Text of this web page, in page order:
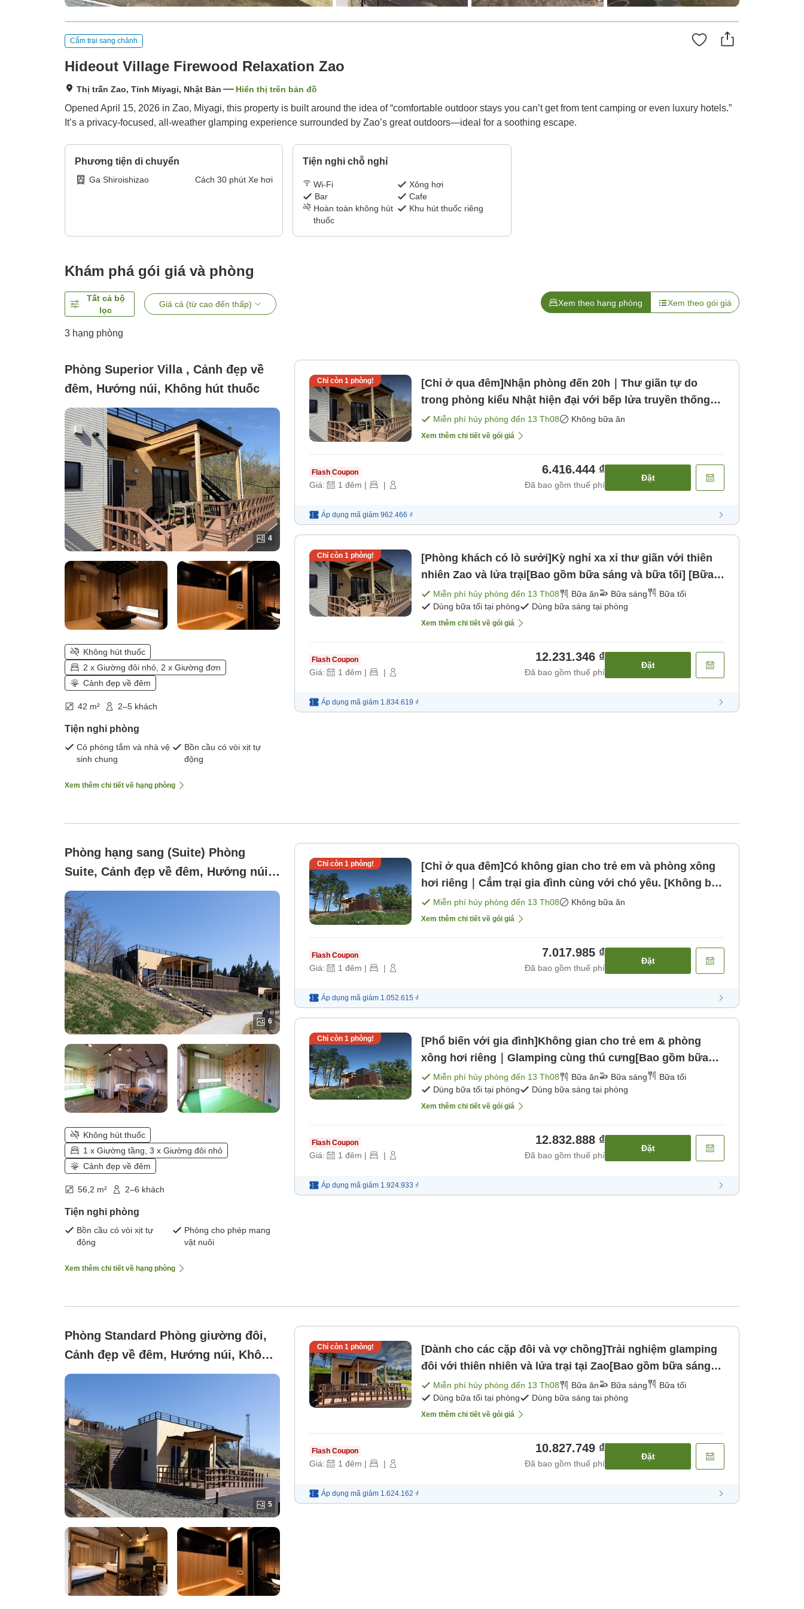
Cắm trại sang chảnh
Hideout Village Firewood Relaxation Zao
Thị trấn Zao, Tỉnh Miyagi, Nhật Bản Hiển thị trên bản đồ
Opened April 15, 2026 in Zao, Miyagi, this property is built around the idea of “comfortable outdoor stays you can’t get from tent camping or even luxury hotels.”
It’s a privacy-focused, all-weather glamping experience surrounded by Zao’s great outdoors—ideal for a soothing escape.
Phương tiện di chuyển
Ga Shiroishizao Cách30 phútXe hơi
Tiện nghi chỗ nghỉ
Wi-Fi
Xông hơi
Bar
Cafe
Hoàn toàn không hút
thuốc
Khu hút thuốc riêng
Khám phá gói giá và phòng
Tất cả bộ
lọc
Giá cả (từ cao đến thấp) Xem theo hạng phòng Xem theo gói giá
3 hạng phòng
Phòng Superior Villa , Cảnh đẹp về
đêm, Hướng núi, Không hút thuốc
4
Không hút thuốc
2 x Giường đôi nhỏ, 2 x Giường đơn
Cảnh đẹp về đêm
42 m² 2–5 khách
Tiện nghi phòng
Có phòng tắm và nhà vệ
sinh chung
Bồn cầu có vòi xịt tự
động
Xem thêm chi tiết về hạng phòng
Chỉ còn 1phòng!
[Chỉ ở qua đêm]Nhận phòng đến 20h｜Thư giãn tự do
trong phòng kiểu Nhật hiện đại với bếp lửa truyền thống
[Không bao gồm bữa ăn]
Miễn phí hủy phòng đến 13 Th08 Không bữa ăn
Xem thêm chi tiết về gói giá
Flash Coupon
Giá: 1 đêm | |
6.416.444 ₫
Đã bao gồm thuế phí
Đặt
Áp dụng mã giảm 962.466 ₫
Chỉ còn 1phòng!
[Phòng khách có lò sưởi]Kỳ nghỉ xa xỉ thư giãn với thiên
nhiên Zao và lửa trại[Bao gồm bữa sáng và bữa tối] [Bữa
sáng] [Bữa tối]
Miễn phí hủy phòng đến 13 Th08 Bữa ăn Bữa sáng
Bữa tối
Dùng bữa tối tại phòng
Dùng bữa sáng tại phòng
Xem thêm chi tiết về gói giá
Flash Coupon
Giá: 1 đêm | |
12.231.346 ₫
Đã bao gồm thuế phí
Đặt
Áp dụng mã giảm 1.834.619 ₫
Phòng hạng sang (Suite) Phòng
Suite, Cảnh đẹp về đêm, Hướng núi,
Không hút thuốc
6
Không hút thuốc
1 x Giường tầng, 3 x Giường đôi nhỏ
Cảnh đẹp về đêm
56,2 m² 2–6 khách
Tiện nghi phòng
Bồn cầu có vòi xịt tự
động
Phòng cho phép mang
vật nuôi
Xem thêm chi tiết về hạng phòng
Chỉ còn 1phòng!
[Chỉ ở qua đêm]Có không gian cho trẻ em và phòng xông
hơi riêng｜Cắm trại gia đình cùng với chó yêu. [Không bao
gồm bữa ăn]
Miễn phí hủy phòng đến 13 Th08 Không bữa ăn
Xem thêm chi tiết về gói giá
Flash Coupon
Giá: 1 đêm | |
7.017.985 ₫
Đã bao gồm thuế phí
Đặt
Áp dụng mã giảm 1.052.615 ₫
Chỉ còn 1phòng!
[Phổ biến với gia đình]Không gian cho trẻ em & phòng
xông hơi riêng｜Glamping cùng thú cưng[Bao gồm bữa
sáng và tối] [Bữa sáng] [Bữa tối]
Miễn phí hủy phòng đến 13 Th08 Bữa ăn Bữa sáng
Bữa tối
Dùng bữa tối tại phòng
Dùng bữa sáng tại phòng
Xem thêm chi tiết về gói giá
Flash Coupon
Giá: 1 đêm | |
12.832.888 ₫
Đã bao gồm thuế phí
Đặt
Áp dụng mã giảm 1.924.933 ₫
Phòng Standard Phòng giường đôi,
Cảnh đẹp về đêm, Hướng núi, Không
hút thuốc
5
Chỉ còn 1phòng!
[Dành cho các cặp đôi và vợ chồng]Trải nghiệm glamping
đôi với thiên nhiên và lửa trại tại Zao[Bao gồm bữa sáng
và tối] [Bữa sáng] [Bữa tối]
Miễn phí hủy phòng đến 13 Th08 Bữa ăn Bữa sáng
Bữa tối
Dùng bữa tối tại phòng
Dùng bữa sáng tại phòng
Xem thêm chi tiết về gói giá
Flash Coupon
Giá: 1 đêm | |
10.827.749 ₫
Đã bao gồm thuế phí
Đặt
Áp dụng mã giảm 1.624.162 ₫